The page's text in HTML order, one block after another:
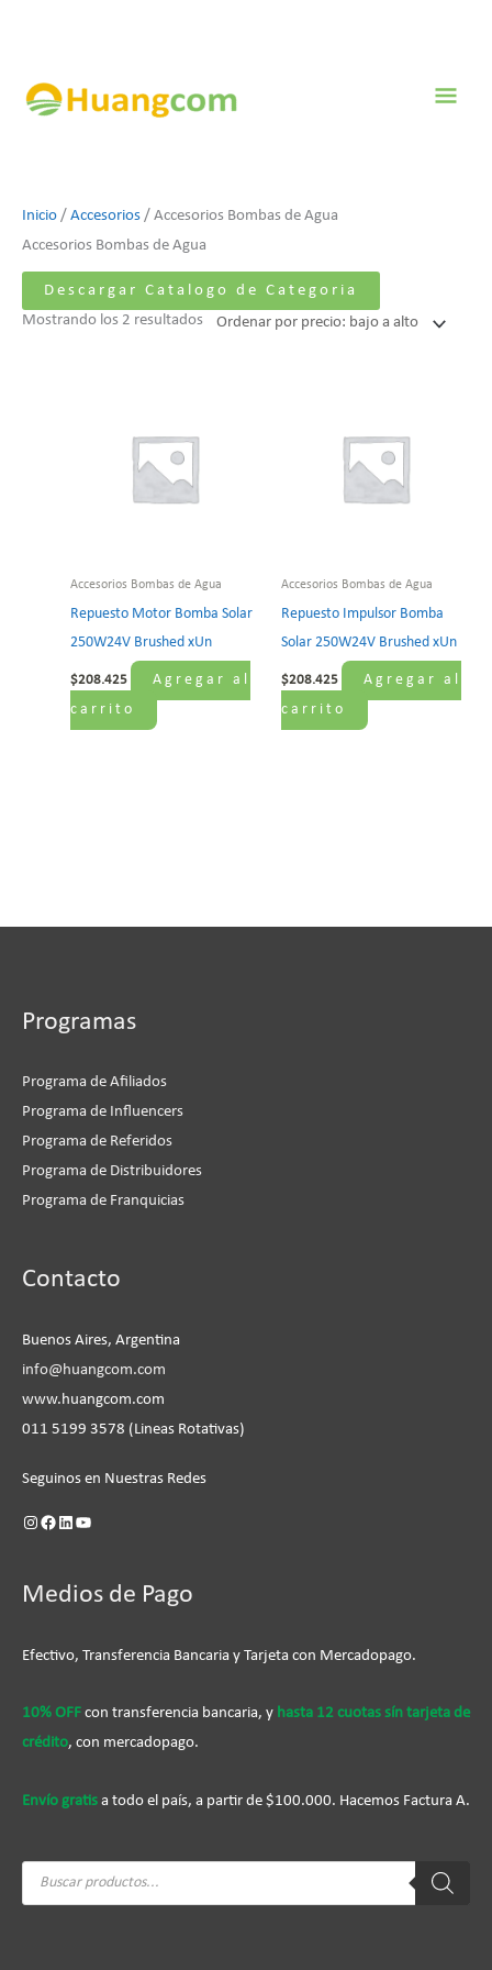
Inicio / Accesorios / Accesorios Bombas de Agua
Accesorios Bombas de Agua
Descargar Catalogo de Categoria
Mostrando los 2 resultados
Ordenado
por
precio:
bajo
Accesorios Bombas de Agua
Repuesto Motor Bomba Solar
250W24V Brushed xUn
$208.425
Agregar al
carrito
Accesorios Bombas de Agua
Repuesto Impulsor Bomba
Solar 250W24V Brushed xUn
$208.425
Agregar al
carrito
Programas
Programa de Afiliados
Programa de Influencers
Programa de Referidos
Programa de Distribuidores
Programa de Franquicias
Contacto
Buenos Aires, Argentina
info@huangcom.com
www.huangcom.com
011 5199 3578 (Lineas Rotativas)
Seguinos en Nuestras Redes
Medios de Pago
Efectivo, Transferencia Bancaria y Tarjeta con Mercadopago.
10% OFF con transferencia bancaria, y hasta 12 cuotas sín tarjeta de
crédito, con mercadopago.
Envío gratis a todo el país, a partir de $100.000. Hacemos Factura A.
Búsqueda